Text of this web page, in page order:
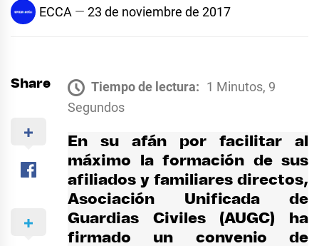
ECCA 23 de noviembre de 2017
Share Tiempo de lectura: 1 Minutos, 9
Segundos
En su afán por facilitar al
máximo la formación de sus
afiliados y familiares directos,
Asociación Unificada de
Guardias Civiles (AUGC) ha
firmado un convenio de